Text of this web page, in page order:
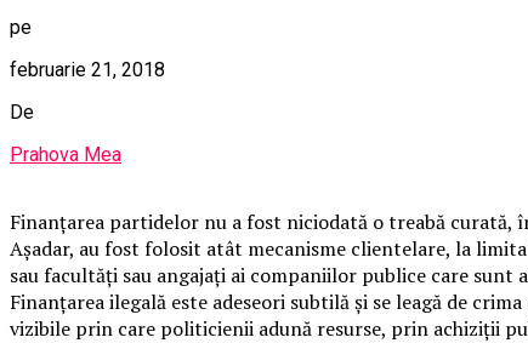
pe
februarie 21, 2018
De
Prahova Mea
Finanțarea partidelor nu a fost niciodată o treabă curată,
Așadar, au fost folosit atât mecanisme clientelare, la
sau facultăți sau angajați ai companiilor publice care
Finanțarea ilegală este adeseori subtilă și se leagă de
vizibile prin care politicienii adună resurse, prin achiziții